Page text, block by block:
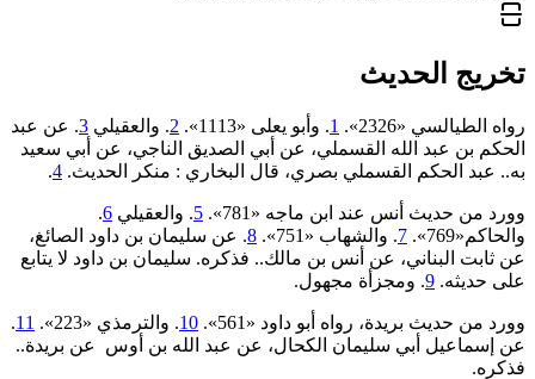
تخريج الحديث
رواه الطيالسي «2326». 1. وأبو يعلى «1113». 2. والعقيلي 3. عن عبد
الحكم بن عبد الله القسملي، عن أبي الصديق الناجي، عن أبي سعيد
به.. عبد الحكم القسملي بصري، قال البخاري : منكر الحديث. 4
.
وورد من حديث أنس عند ابن ماجه «781». 5. والعقيلي 6
.
والحاكم«769».
7. والشهاب «751». 8. عن سليمان بن داود الصائغ،
عن ثابت البناني، عن أنس بن مالك.. فذكره. سليمان بن داود لا يتابع
على حديثه. 9. ومجزأة مجهول.
وورد من حديث بريدة، رواه أبو داود «561». 10. والترمذي «223». 11
.
عن إسماعيل أبي سليمان الكحال، عن عبد الله بن أوس عن بريدة..
فذكره.